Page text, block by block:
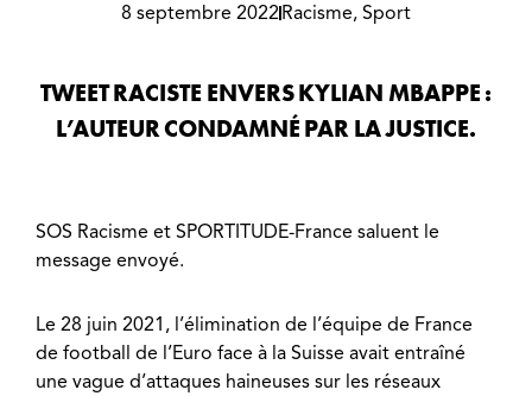
8 septembre 2022 Racisme, Sport
TWEET RACISTE ENVERS KYLIAN MBAPPE :
L’AUTEUR CONDAMNÉ PAR LA JUSTICE.
SOS Racisme et SPORTITUDE-France saluent le
message envoyé.
Le 28 juin 2021, l’élimination de l’équipe de France
de football de l’Euro face à la Suisse avait entraîné
une vague d’attaques haineuses sur les réseaux